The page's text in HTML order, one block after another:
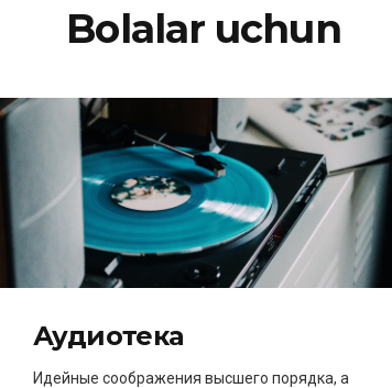
Bolalar uchun
Аудиотека
Идейные соображения высшего порядка, а